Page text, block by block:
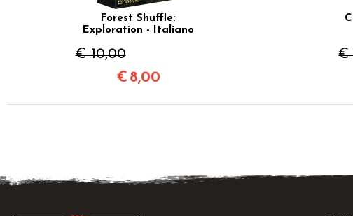
Forest Shuffle:
Exploration - Italiano
€ 10,00
€ 8,00
€